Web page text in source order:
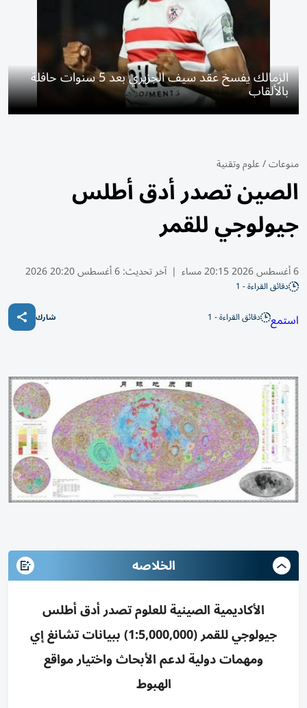
الزمالك يفسخ عقد سيف الجزيري بعد 5 سنوات حافلة
بالألقاب
منوعات/علوم وتقنية
الصين تصدر أدق أطلس
جيولوجي للقمر
6 أغسطس 2026 20:15 مساء | آخر تحديث:6 أغسطس 20:20 2026
دقائق القراءة - 1
استمع دقائق القراءة - 1 شارك
الخلاصه
الأكاديمية الصينية للعلوم تصدر أدق أطلس
جيولوجي للقمر (1:5,000,000) ببيانات تشانغ إي
ومهمات دولية لدعم الأبحاث واختيار مواقع
الهبوط